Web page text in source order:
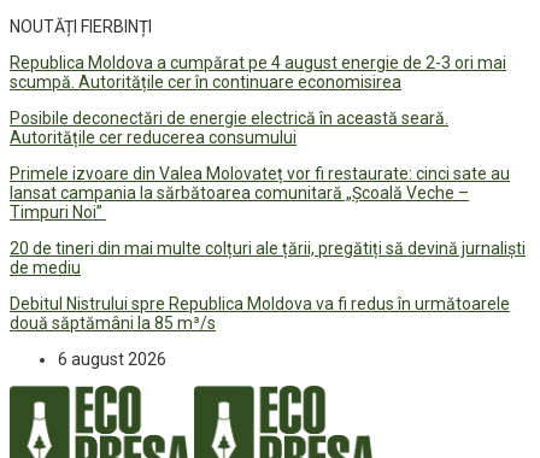
NOUTĂȚI FIERBINȚI
Republica Moldova a cumpărat pe 4 august energie de 2-3 ori mai
scumpă. Autoritățile cer în continuare economisirea
Posibile deconectări de energie electrică în această seară.
Autoritățile cer reducerea consumului
Primele izvoare din Valea Molovateț vor fi restaurate: cinci sate au
lansat campania la sărbătoarea comunitară „Școală Veche –
Timpuri Noi”
20 de tineri din mai multe colțuri ale țării, pregătiți să devină jurnaliști
de mediu
Debitul Nistrului spre Republica Moldova va fi redus în următoarele
două săptămâni la 85 m³/s
6 august 2026